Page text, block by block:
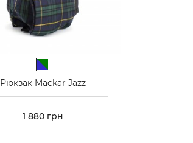
Синьо-зелений
Рюкзак Mackar Jazz
Ціна
1 880 грн